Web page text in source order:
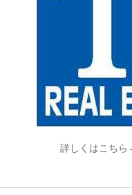
詳しくはこち